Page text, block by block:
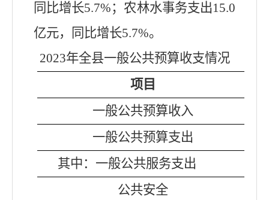
同比增长5.7%； 农林水事务支出15.0
亿元，同比增长5.7%。
2023年全县一般公共预算收支情况
项目
一般公共预算收入
一般公共预算支出
其中：一般公共服务支出
公共安全